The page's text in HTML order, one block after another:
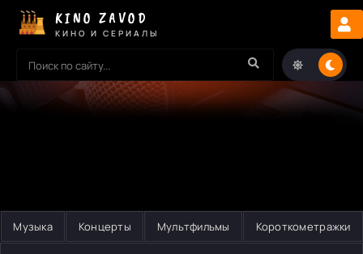
KINO ZAVOD
КИНО И СЕРИАЛЫ
Музыка Концерты Мультфильмы Короткометражки